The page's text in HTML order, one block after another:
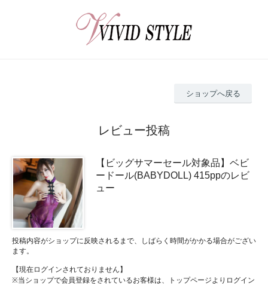
ショップへ戻る
レビュー投稿
【ビッグサマーセール対象品】ベビ
ードール(BABYDOLL) 415ppのレビ
ュー
投稿内容がショップに反映されるまで、しばらく時間がかかる場合がござい
ます。
【現在ログインされておりません】
※当ショップで会員登録をされているお客様は、トップページよりログイン